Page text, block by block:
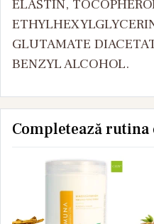
ELASTIN,
GLUTAMATE
BENZYL ALCOHOL.
Completează rutina